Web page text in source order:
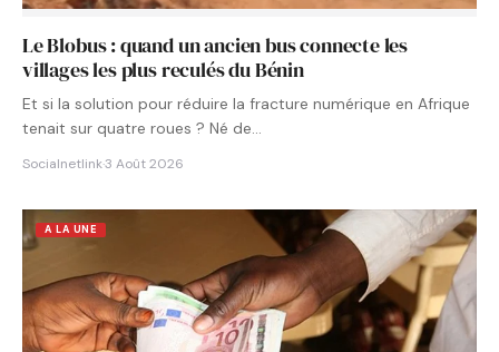
Le Blobus : quand un ancien bus connecte les
villages les plus reculés du Bénin
Et si la solution pour réduire la fracture numérique en Afrique
tenait sur quatre roues ? Né de…
Socialnetlink·3 Août 2026
A LA UNE